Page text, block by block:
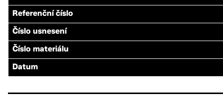
Referenční číslo
Číslo usnesení
Číslo materiálu
Datum